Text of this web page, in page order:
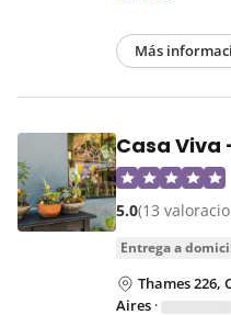
Más
Casa Viva
5.0(13
entrega a
Thames 226,
Aires ·